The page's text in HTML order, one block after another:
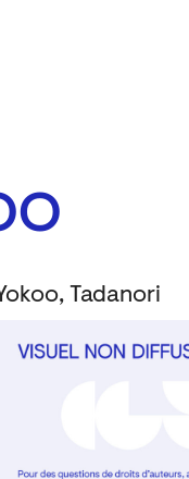
et de l'Image
Tadanori